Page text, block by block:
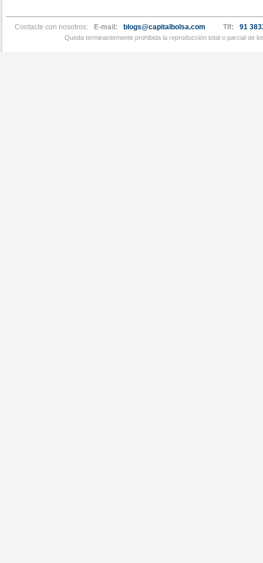
Contacte con nosotros: E-mail: blogs@capitalbolsa.com Tlf: 91
Queda terminantemente prohibida la reproducción total o parcial de